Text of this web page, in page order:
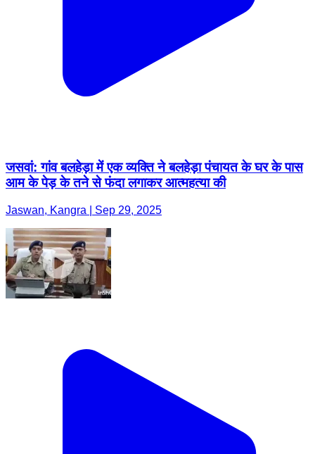
जसवां: गांव बलहेड़ा में एक व्यक्ति ने बलहेड़ा पंचायत के घर के पास
आम के पेड़ के तने से फंदा लगाकर आत्महत्या की
Jaswan, Kangra | Sep 29, 2025